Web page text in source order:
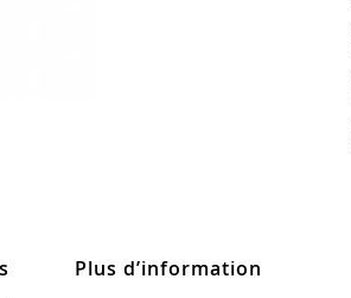
Plus d’information